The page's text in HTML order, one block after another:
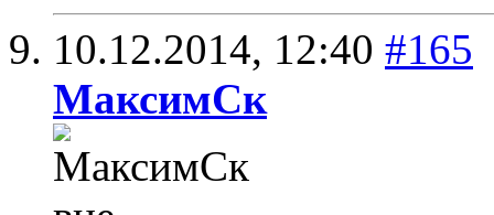
10.12.2014, 12:40 #165
МаксимСк